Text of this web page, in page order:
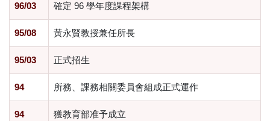
96/03 確定 96 學年度課程架構
95/08 黃永賢教授兼任所長
95/03 正式招生
94 所務、課務相關委員會組成正式運作
94 獲教育部准予成立